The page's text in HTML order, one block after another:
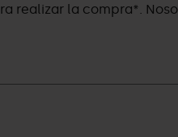
realizar la compra*.